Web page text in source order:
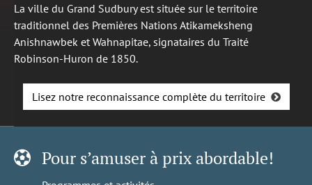
La ville du Grand Sudbury est située sur le territoire
traditionnel des Premières Nations Atikameksheng
Anishnawbek et Wahnapitae, signataires du Traité
Robinson-Huron de 1850.
Lisez notre reconnaissance complète du territoire
Pour s’amuser à prix abordable!